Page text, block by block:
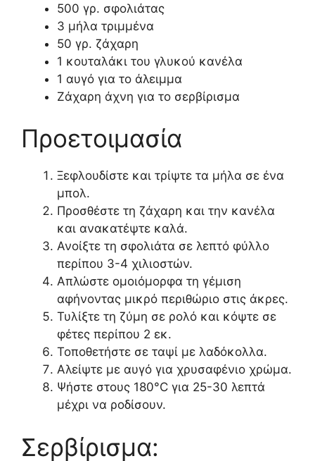
500 γρ. σφολιάτας
3 μήλα τριμμένα
50 γρ. ζάχαρη
1 κουταλάκι του γλυκού κανέλα
1 αυγό για το άλειμμα
Ζάχαρη άχνη για το σερβίρισμα
Προετοιμασία
Ξεφλουδίστε και τρίψτε τα μήλα σε ένα
μπολ.
Προσθέστε τη ζάχαρη και την κανέλα
και ανακατέψτε καλά.
Ανοίξτε τη σφολιάτα σε λεπτό φύλλο
περίπου 3-4 χιλιοστών.
Απλώστε ομοιόμορφα τη γέμιση
αφήνοντας μικρό περιθώριο στις άκρες.
Τυλίξτε τη ζύμη σε ρολό και κόψτε σε
φέτες περίπου 2 εκ.
Τοποθετήστε σε ταψί με λαδόκολλα.
Αλείψτε με αυγό για χρυσαφένιο χρώμα.
Ψήστε στους 180°C για 25-30 λεπτά
μέχρι να ροδίσουν.
Σερβίρισμα: